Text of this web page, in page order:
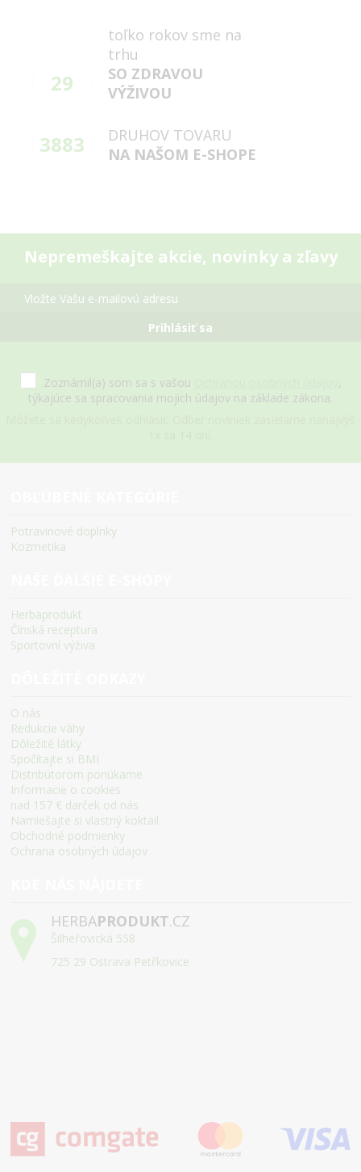
29
toľko rokov sme na
trhu
SO ZDRAVOU
VÝŽIVOU
3883
DRUHOV TOVARU
NA NAŠOM E-SHOPE
Nepremeškajte akcie, novinky a zľavy
Prihlásiť sa
Zoznámil(a) som sa s vašou
,
týkajúce sa spracovania mojich údajov na základe zákona.
Potravinové doplnky
Kozmetika
Herbaprodukt
Čínská receptura
Sportovní výživa
O nás
Redukcie váhy
Dôležité látky
Spočítajte si BMI
Distribútorom ponúkame
Informacie o cookies
nad 157 € darček od nás
Namiešajte si vlastný koktail
Obchodné podmienky
Ochrana osobných údajov
HERBAPRODUKT.CZ
Šilheřovická 558
725 29 Ostrava Petřkovice